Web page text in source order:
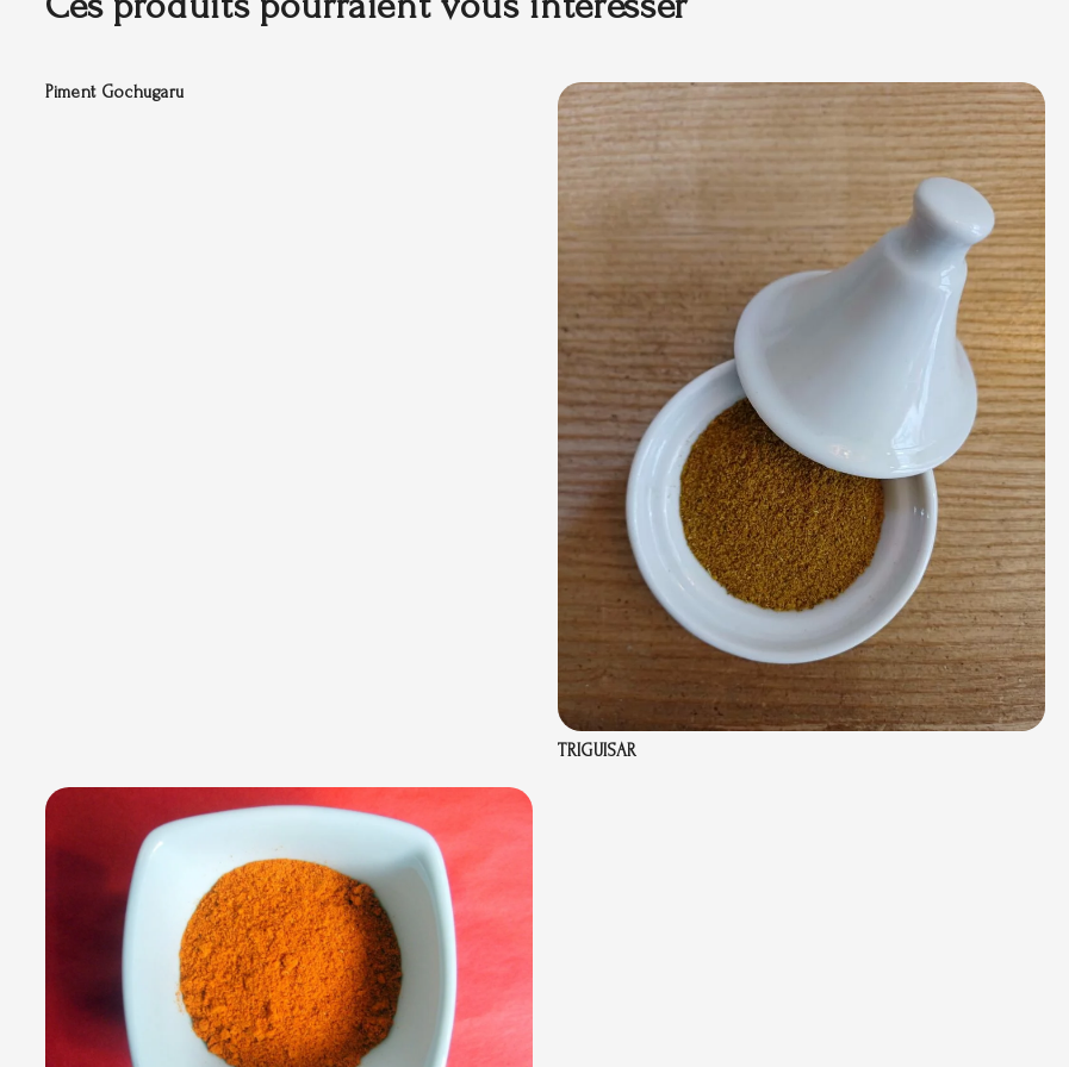
Piment Gochugaru
TRIGUISAR